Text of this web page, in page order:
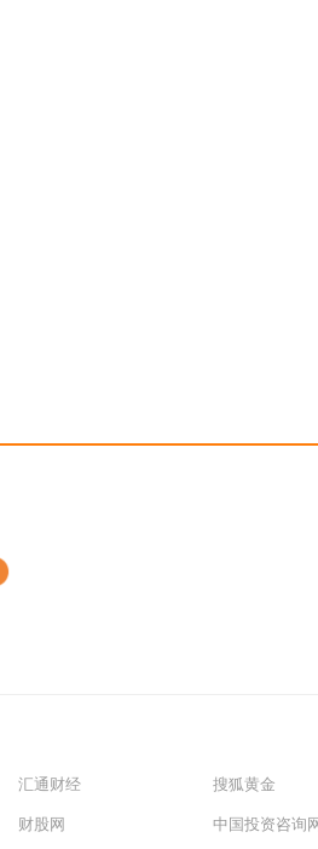
汇通财经 搜狐黄金
财股网 中国投资咨询